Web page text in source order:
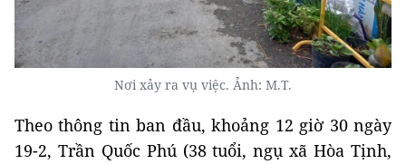
Nơi xảy ra vụ việc. Ảnh: M.T.
Theo thông tin ban đầu, khoảng 12 giờ 30 ngày
19-2, Trần Quốc Phú (38 tuổi, ngụ xã Hòa Tịnh,